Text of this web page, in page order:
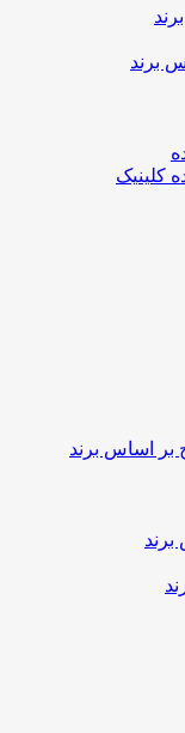
برند
کلینیک
بر اساس برند